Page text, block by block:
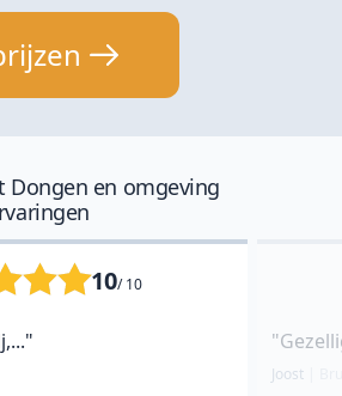
Dongen en omgeving
10/ 10
Joost